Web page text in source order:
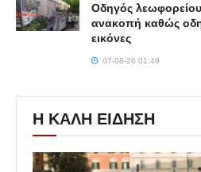
Οδηγός
ανακοπή καθώς
εικόνες
07-08-26 01:49
Η ΚΑΛΗ ΕΙΔΗΣΗ